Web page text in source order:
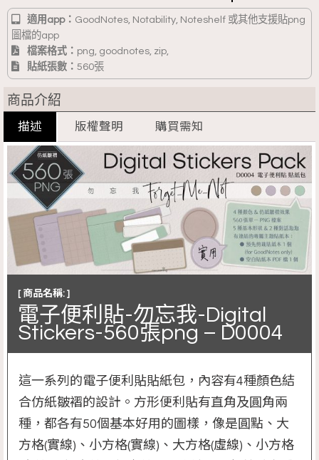
適用app： GoodNotes, Notability, Noteshelf 或其他支援貼png
圖檔的app
檔案格式： png, goodnotes, zip,
貼紙張數： 560張
商品介紹
描述 版權聲明 購買需知
[ 商品名稱: ]
電子便利貼-勿忘我-Digital
Stickers-560張png – D0004
這一系列的電子便利貼貼紙包，內容有4種顏色結
合仿紙皺褶的設計。方形便利貼有直角及圓角兩
種，都各有50個基本好用的圖樣，像是圓點、大
方格(實線)、小方格(實線)、大方格(虛線)、小方格